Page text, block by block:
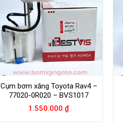
Cụm bơm xăng Toyota Rav4 –
77020-0R020 – BVS1017
1.550.000 ₫